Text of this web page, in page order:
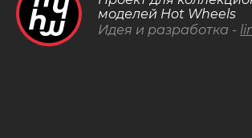
моделей Hot Wheels
Идея и разработка -